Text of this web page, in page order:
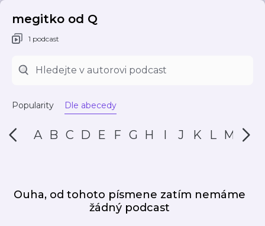
megitko od Q
1 podcast
Popularity Dle abecedy
A B C D E F G H I J K L M N
Ouha, od tohoto písmene zatím nemáme
žádný podcast